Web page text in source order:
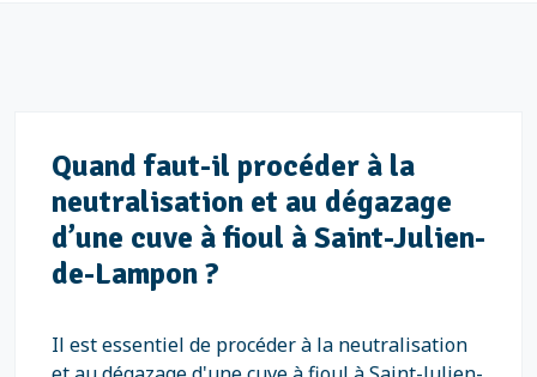
Quand faut-il procéder à la
neutralisation et au dégazage
d’une cuve à fioul à Saint-Julien-
de-Lampon ?
Il est essentiel de procéder à la neutralisation